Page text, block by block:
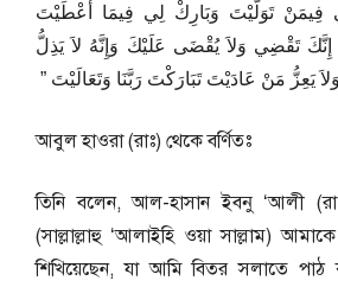
فِيمَنْ تَوَلَّيْتَ وَبَارِكْ لِي فِيمَا أَعْطَيْتَ
تَقْضِي وَلاَ يُقْضَى عَلَيْكَ وَإِنَّهُ لاَ يَذِلُّ
আবুল হাওরা (রাঃ) থেকে বর্ণিতঃ
তিনি বলেন, আল-হাসান ইবনু ‘আলী
(সাল্লাল্লাহু ‘আলাইহি ওয়া সাল্লাম)
শিখিয়েছেন, যা আমি বিতর সলাতে